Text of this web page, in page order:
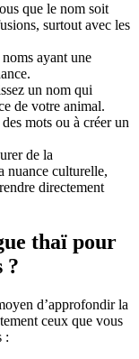
que le nom soit
surtout avec les
ayant une
un nom qui
de votre animal.
mots ou à créer un
de la
nuance culturelle,
directement
thaï pour
?
d’approfondir la
ceux que vous
: